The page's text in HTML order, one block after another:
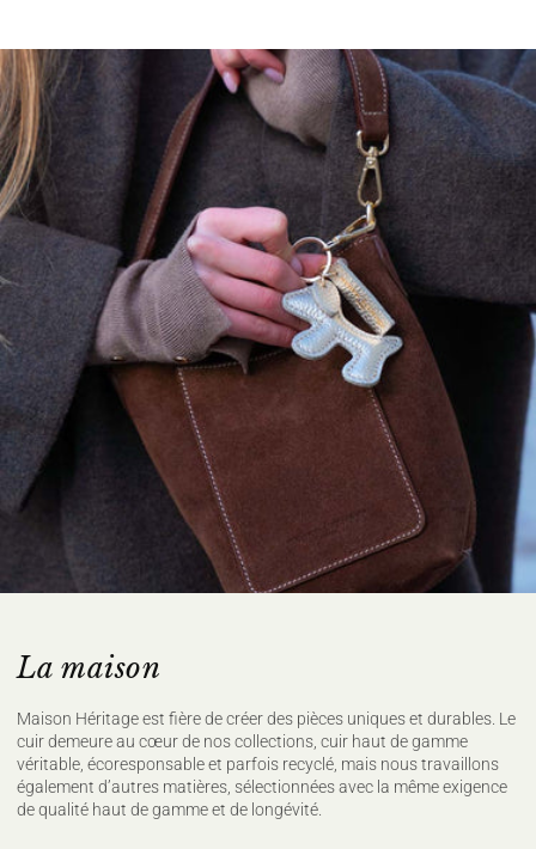
maison héritage s'engage…
Nos pièces sont certifiées:
OEKO-TEX, premier label textile garantissant l'absence de substance
nocive ou irritante pour la peau.
GOTS, garantissant:
Un textile biologique réunissant des modes de confection durables
Le respect de l'environnement et des conditions de travail
La préservation des ressources et matières premières pour produire
les textiles
L'intervention d'organismes dédiés contrôlant le bon respect des
règles du label
La maison
Maison Héritage est fière de créer des pièces uniques et durables. Le
cuir demeure au cœur de nos collections, cuir haut de gamme
véritable, écoresponsable et parfois recyclé, mais nous travaillons
également d’autres matières, sélectionnées avec la même exigence
de qualité haut de gamme et de longévité.